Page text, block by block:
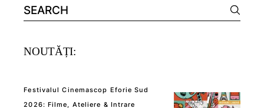
Search
for:
NOUTĂȚI:
Festivalul Cinemascop Eforie Sud
2026: Filme, Ateliere & Intrare